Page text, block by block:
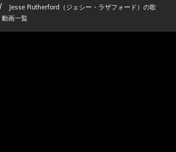
/
Jesse Rutherford（ジェシー・ラザフォード）の歌
動画一覧